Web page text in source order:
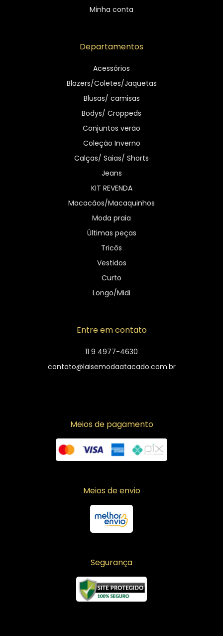
Minha conta
Departamentos
Acessórios
Blazers/Coletes/Jaquetas
Blusas/ camisas
Bodys/ Croppeds
Conjuntos verão
Coleção Inverno
Calças/ Saias/ Shorts
Jeans
KIT REVENDA
Macacãos/Macaquinhos
Moda praia
Últimas peças
Tricôs
Vestidos
Curto
Longo/Midi
Entre em contato
11 9 4977-4630
contato@laisemodaatacado.com.br
Meios de pagamento
Meios de envio
Segurança